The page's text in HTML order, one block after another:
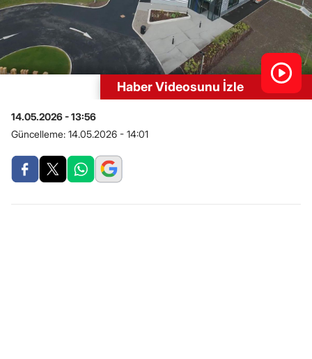
Haber Videosunu İzle
14.05.2026 - 13:56
Güncelleme: 14.05.2026 - 14:01